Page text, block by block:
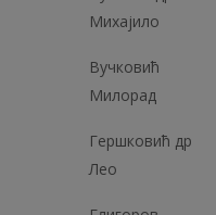
Михајило
Вучковић
Милорад
Гершковић др
Лeo